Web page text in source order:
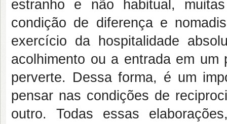
estranho e não habitual,
condição de diferença e
exercício da hospitalidade
acolhimento ou a entrada em
perverte. Dessa forma, é um
pensar nas condições de
outro. Todas essas